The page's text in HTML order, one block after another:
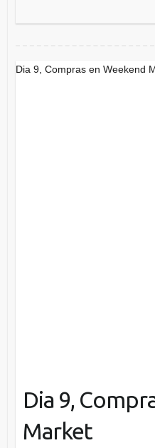
Dia 9, Compras en Weekend
Dia 9,
Market